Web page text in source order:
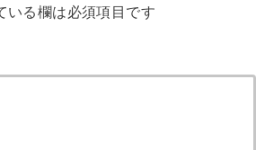
いる欄は必須項目です